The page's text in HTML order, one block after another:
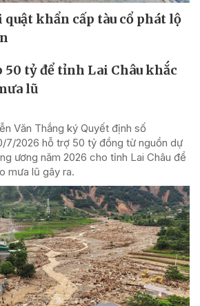
khẩn cấp tàu cổ phát lộ
50 tỷ để tỉnh Lai Châu khắc
lũ
Văn Thắng ký Quyết định số
7/2026 hỗ trợ 50 tỷ đồng từ nguồn dự
ương năm 2026 cho tỉnh Lai Châu để
mưa lũ gây ra.